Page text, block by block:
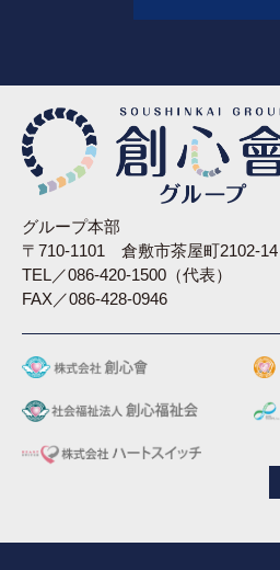
グループ本部
〒710-1101 倉敷市茶屋町2102-14
TEL／086-420-1500（代表）
FAX／086-428-0946